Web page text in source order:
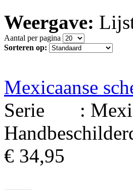
Weergave:
Aantal per pagina
Sorteren op:
Mexicaanse
Serie :
€ 34,95